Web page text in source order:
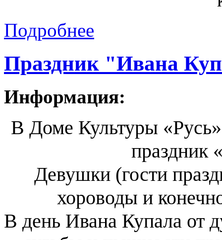
Подробнее
Праздник "Ивана
Информация:
В Доме Культуры
праздник
Девушки (гости
хороводы и
В день Ивана Купала от